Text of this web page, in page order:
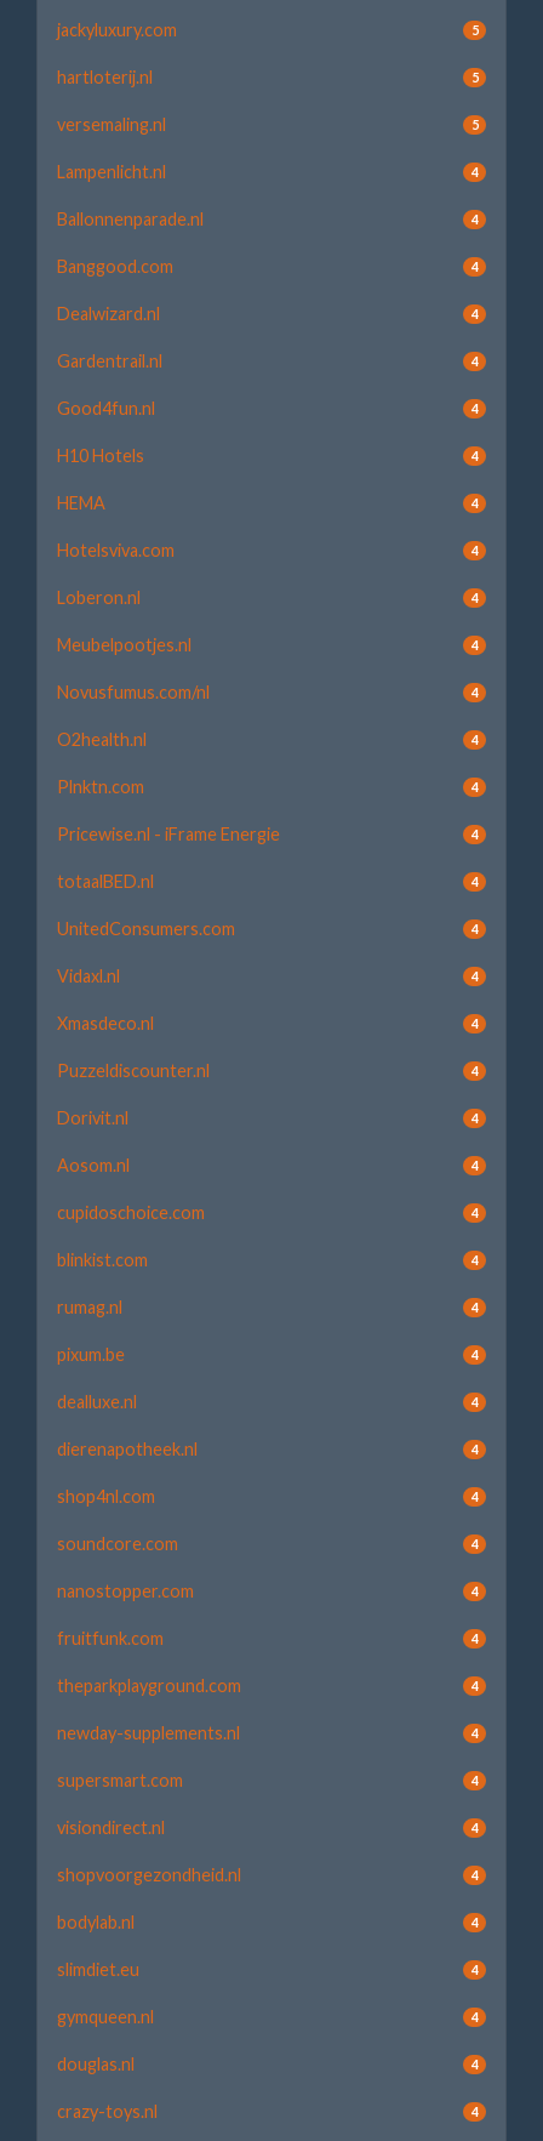
jackyluxury.com 5
hartloterij.nl 5
versemaling.nl 5
Lampenlicht.nl 4
Ballonnenparade.nl 4
Banggood.com 4
Dealwizard.nl 4
Gardentrail.nl 4
Good4fun.nl 4
H10 Hotels 4
HEMA 4
Hotelsviva.com 4
Loberon.nl 4
Meubelpootjes.nl 4
Novusfumus.com/nl 4
O2health.nl 4
Plnktn.com 4
Pricewise.nl - iFrame Energie 4
totaalBED.nl 4
UnitedConsumers.com 4
Vidaxl.nl 4
Xmasdeco.nl 4
Puzzeldiscounter.nl 4
Dorivit.nl 4
Aosom.nl 4
cupidoschoice.com 4
blinkist.com 4
rumag.nl 4
pixum.be 4
dealluxe.nl 4
dierenapotheek.nl 4
shop4nl.com 4
soundcore.com 4
nanostopper.com 4
fruitfunk.com 4
theparkplayground.com 4
newday-supplements.nl 4
supersmart.com 4
visiondirect.nl 4
shopvoorgezondheid.nl 4
bodylab.nl 4
slimdiet.eu 4
gymqueen.nl 4
douglas.nl 4
crazy-toys.nl 4